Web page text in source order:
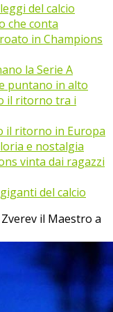
del calcio
che conta
in Champions
la Serie A
puntano in alto
il ritorno tra i
il ritorno in Europa
e nostalgia
vinta dai ragazzi
del calcio
il Maestro a